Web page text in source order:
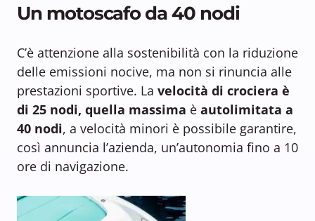
Un motoscafo da 40 nodi
C’è attenzione alla sostenibilità con la riduzione
delle emissioni nocive, ma non si rinuncia alle
prestazioni sportive. La velocità di crociera è
di 25 nodi, quella massima è autolimitata a
40 nodi, a velocità minori è possibile garantire,
così annuncia l’azienda, un’autonomia fino a 10
ore di navigazione.